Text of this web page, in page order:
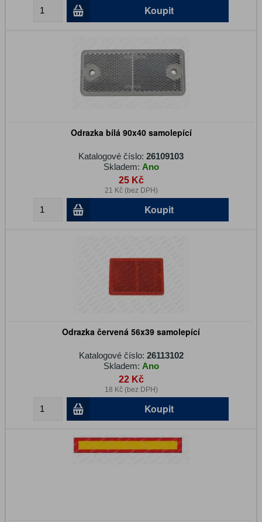
Koupit
Odrazka bílá 90x40 samolepící
Katalogové číslo: 26109103
Skladem: Ano
25 Kč
21 Kč (bez DPH)
Koupit
Odrazka červená 56x39 samolepící
Katalogové číslo: 26113102
Skladem: Ano
22 Kč
18 Kč (bez DPH)
Koupit